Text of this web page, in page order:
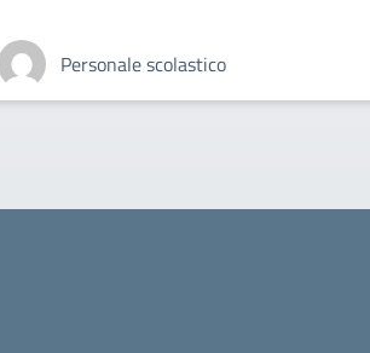
Personale scolastico